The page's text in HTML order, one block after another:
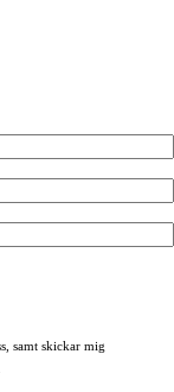
samt skickar mig